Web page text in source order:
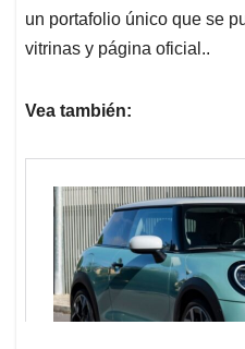
un portafolio único que se
vitrinas y página oficial..
Vea también: